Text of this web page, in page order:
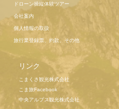
ドローン操縦体験ツアー
会社案内
個人情報の取扱
旅行業登録票、約款、その他
リンク
こまくさ観光株式会社
こま旅Facebook
中央アルプス観光株式会社